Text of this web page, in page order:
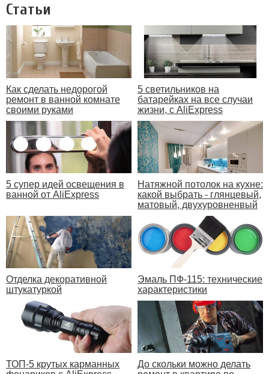
Статьи
Как сделать недорогой
ремонт в ванной комнате
своими руками
5 светильников на
батарейках на все случаи
жизни, с AliExpress
5 супер идей освещения в
ванной от AliExpress
Натяжной потолок на кухне:
какой выбрать - глянцевый,
матовый, двухуровненвый
Отделка декоративной
штукатуркой
Эмаль ПФ-115: технические
характеристики
ТОП-5 крутых карманных
До скольки можно делать